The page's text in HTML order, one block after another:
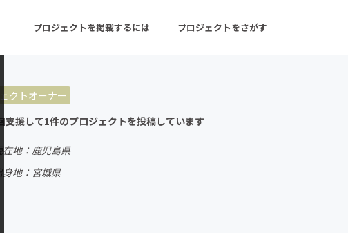
プロジェクトを掲載するには プロジェクトをさがす
ーン 注目の新着プロジェクト
音楽
クトオーナー
支援して1件のプロジェクトを投稿しています
在地：鹿児島県
身地：宮城県